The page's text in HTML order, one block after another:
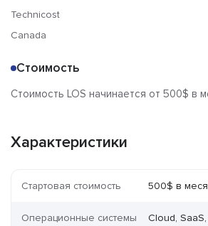
Technicost
Canada
Стоимость
Стоимость LOS начинается от 500$ в
Характеристики
Стартовая стоимость 500$ в
Операционные системы Cloud,